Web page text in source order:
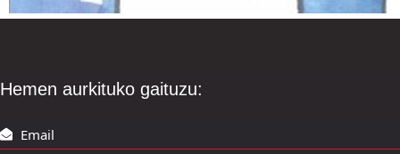
Hemen aurkituko gaituzu:
Email